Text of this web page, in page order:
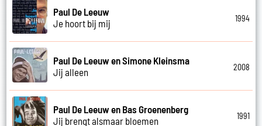
Paul De Leeuw
Je hoort bij mij
1994
Paul De Leeuw en Simone Kleinsma
Jij alleen
2008
Paul De Leeuw en Bas Groenenberg
Jij brengt alsmaar bloemen
1991